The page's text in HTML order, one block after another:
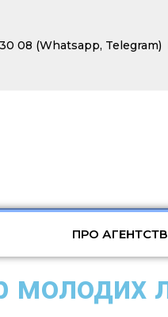
08 (Whatsapp, Telegram)
ПРО
молодих